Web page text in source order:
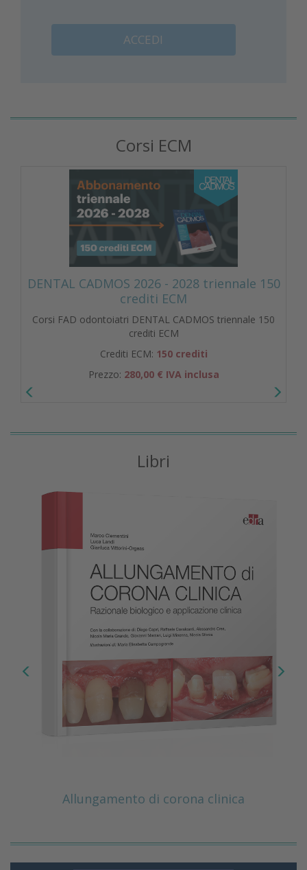
ACCEDI
Corsi ECM
DENTAL CADMOS 2026 - 2028 triennale 150
crediti ECM
Corsi FAD odontoiatri DENTAL CADMOS triennale 150
crediti ECM
Crediti ECM: 150 crediti
Prezzo: 280,00 € IVA inclusa
Libri
Allungamento di corona clinica